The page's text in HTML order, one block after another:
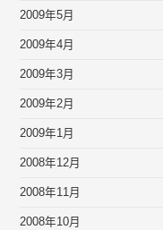
2009年5月
2009年4月
2009年3月
2009年2月
2009年1月
2008年12月
2008年11月
2008年10月